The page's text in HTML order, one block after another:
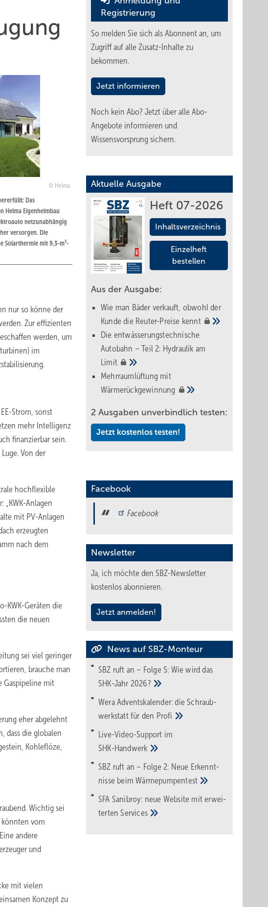
Helma
Das
­Helma Eigenheimbau
netzunabhängig
versorgen. Die
Solarthermie mit 9,3-m³-
nur so könne der
Zur effizienten
werden, um
im
Strom, sonst
mehr Intelligenz
finanzierbar sein.
Von der
hochflexible
„KWK-Anlagen
mit PV-Anlagen
erzeugten
nach dem
KWK-Geräten die
die neuen
sei viel geringer
brauche man
Gaspipeline mit
eher abgelehnt
dass die globalen
Kohleflöze,
Wichtig sei
könnten vom
andere
und
mit vielen
Konzept zu
Registrierung
So melden Sie sich als Abonnent an, um
Zugriff auf alle Zusatz-Inhalte zu
bekommen.
Jetzt informieren
Noch kein Abo? Jetzt über alle Abo-
Angebote informieren und
Wissensvorsprung sichern.
Aktuelle Ausgabe
Heft 07-2026
Inhaltsverzeichnis
Einzelheft
bestellen
Aus der Ausgabe:
Wie man Bäder verkauft, obwohl der
Kunde die Reuter-Preise kennt
Die entwässerungstechnische
Autobahn – Teil 2: Hydraulik am
Limit
Mehrraumlüftung mit
Wärmerückgewinnung
2 Ausgaben unverbindlich testen:
Jetzt kostenlos testen!
Facebook
Facebook
Newsletter
Ja, ich möchte den SBZ-Newsletter
kostenlos abonnieren.
Jetzt anmelden!
News auf SBZ-Monteur
SBZ ruft an – Folge 5: Wie wird das
SHK-Jahr 2026?
Wera Adventskalender: die Schraub­
werk­statt für den Pro­fi
Live-Video-Support im
SHK-Handwerk
SBZ ruft an – Folge 2: Neue Erkennt­
nisse beimWärme­pumpen­test
SFA Sanibroy: neue Web­site mit erwei­
tertenServices